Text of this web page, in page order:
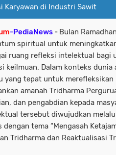
Karyawan di Industri Sawit
-PediaNews - Bulan
spiritual untuk
ruang refleksi intelektual bagi
keilmuan. Dalam konteks dunia
yang tepat untuk merefleksikan
amanah Tridharma
dan pengabdian kepada
tersebut diwujudkan
dengan tema “Mengasah
Tridharma dan Reaktualisasi